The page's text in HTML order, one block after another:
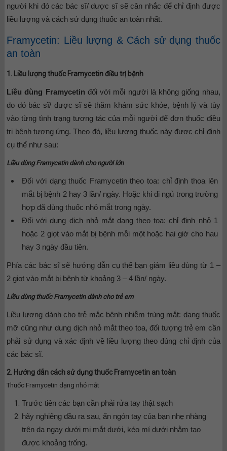
người khi đó các bác sĩ/ dược sĩ sẽ cân nhắc để chỉ định được
liều lượng và cách sử dụng thuốc an toàn nhất.
Framycetin: Liều lượng & Cách sử dụng thuốc
an toàn
1. Liều lượng thuốc Framycetin điều trị bệnh
Liều dùng Framycetin đối với mỗi người là không giống nhau,
do đó bác sĩ/ dược sĩ sẽ thăm khám sức khỏe, bệnh lý và tùy
vào từng tình trạng tương tác của mỗi người để đơn thuốc điều
trị bệnh tương ứng. Theo đó, liều lượng thuốc này được chỉ định
cụ thể như sau:
Liều dùng Framycetin dành cho người lớn
Đối với dạng thuốc Framycetin theo toa: chỉ định thoa lên
mắt bị bệnh 2 hay 3 lần/ ngày. Hoặc khi đi ngủ trong trường
hợp đã dùng thuốc nhỏ mắt trong ngày.
Đối với dung dịch nhỏ mắt dạng theo toa: chỉ định nhỏ 1
hoặc 2 giọt vào mắt bị bệnh mỗi một hoặc hai giờ cho hau
hay 3 ngày đầu tiên.
Phía các bác sĩ sẽ hướng dẫn cụ thể bạn giảm liều dùng từ 1 –
2 giọt vào mắt bị bệnh từ khoảng 3 – 4 lần/ ngày.
Liều dùng thuốc Framycetin dành cho trẻ em
Liều lượng dành cho trẻ mắc bệnh nhiễm trùng mắt: dạng thuốc
mỡ cũng như dung dịch nhỏ mắt theo toa, đối tượng trẻ em cần
phải sử dụng và xác định về liều lượng theo đúng chỉ định của
các bác sĩ.
2. Hướng dẫn cách sử dụng thuốc Framycetin an toàn
Thuốc Framycetin dạng nhỏ mắt
Trước tiên các bạn cần phải rửa tay thật sạch
hãy nghiêng đầu ra sau, ấn ngón tay của bạn nhẹ nhàng
trên da ngay dưới mi mắt dưới, kéo mí dưới nhằm tạo
được khoảng trống.